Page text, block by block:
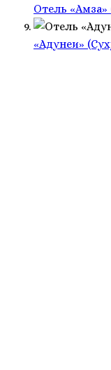
Отель «Амза»
«Адунеи»